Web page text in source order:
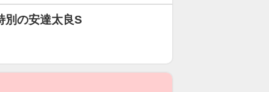
別の安達太良S